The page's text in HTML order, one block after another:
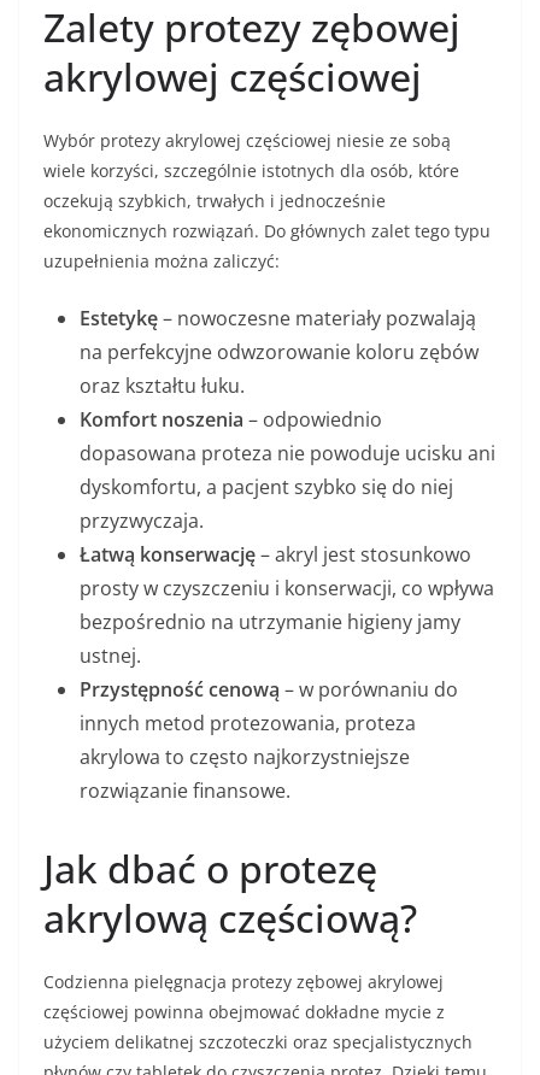
Zalety protezy zębowej
akrylowej częściowej
Wybór protezy akrylowej częściowej niesie ze sobą
wiele korzyści, szczególnie istotnych dla osób, które
oczekują szybkich, trwałych i jednocześnie
ekonomicznych rozwiązań. Do głównych zalet tego typu
uzupełnienia można zaliczyć:
Estetykę– nowoczesne materiały pozwalają
na perfekcyjne odwzorowanie koloru zębów
oraz kształtu łuku.
Komfort noszenia – odpowiednio
dopasowana proteza nie powoduje ucisku ani
dyskomfortu, a pacjent szybko się do niej
przyzwyczaja.
Łatwą konserwację– akryl jest stosunkowo
prosty w czyszczeniu i konserwacji, co wpływa
bezpośrednio na utrzymanie higieny jamy
ustnej.
Przystępność cenową – w porównaniu do
innych metod protezowania, proteza
akrylowa to często najkorzystniejsze
rozwiązanie finansowe.
Jak dbać o protezę
akrylową częściową?
Codzienna pielęgnacja protezy zębowej akrylowej
częściowej powinna obejmować dokładne mycie z
użyciem delikatnej szczoteczki oraz specjalistycznych